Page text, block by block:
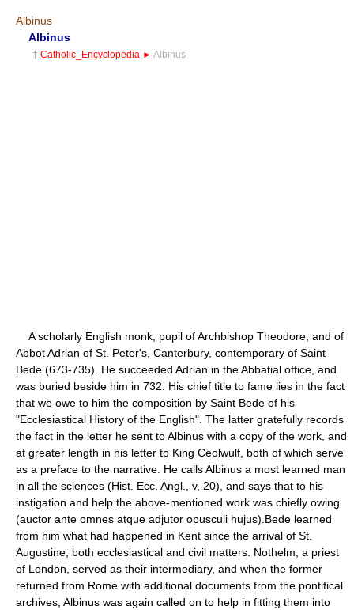
Albinus
Albinus
† Catholic_Encyclopedia ► Albinus
A scholarly English monk, pupil of Archbishop Theodore, and of
Abbot Adrian of St. Peter's, Canterbury, contemporary of Saint
Bede (673-735). He succeeded Adrian in the Abbatial office, and
was buried beside him in 732. His chief title to fame lies in the fact
that we owe to him the composition by Saint Bede of his
"Ecclesiastical History of the English". The latter gratefully records
the fact in the letter he sent to Albinus with a copy of the work, and
at greater length in his letter to King Ceolwulf, both of which serve
as a preface to the narrative. He calls Albinus a most learned man
in all the sciences (Hist. Ecc. Angl., v, 20), and says that to his
instigation and help the above-mentioned work was chiefly owing
(auctor ante omnes atque adjutor opusculi hujus).Bede learned
from him what had happened in Kent since the arrival of St.
Augustine, both ecclesiastical and civil matters. Nothelm, a priest
of London, served as their intermediary, and when the former
returned from Rome with additional documents from the pontifical
archives, Albinus was again called on to help in fitting them into